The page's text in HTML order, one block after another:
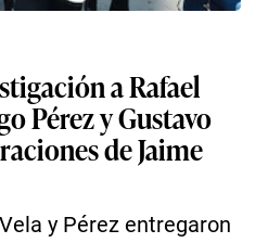
a Rafael
Pérez y Gustavo
de Jaime
y Pérez entregaron